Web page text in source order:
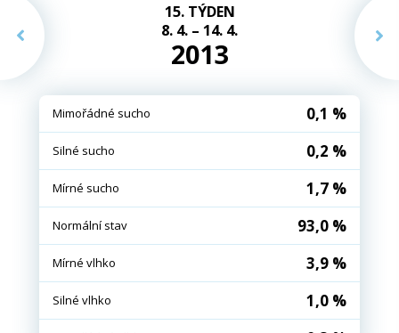
15. TÝDEN
8. 4. – 14. 4.
2013
Mimořádné sucho 0,1 %
Silné sucho 0,2 %
Mírné sucho 1,7 %
Normální stav 93,0 %
Mírné vlhko 3,9 %
Silné vlhko 1,0 %